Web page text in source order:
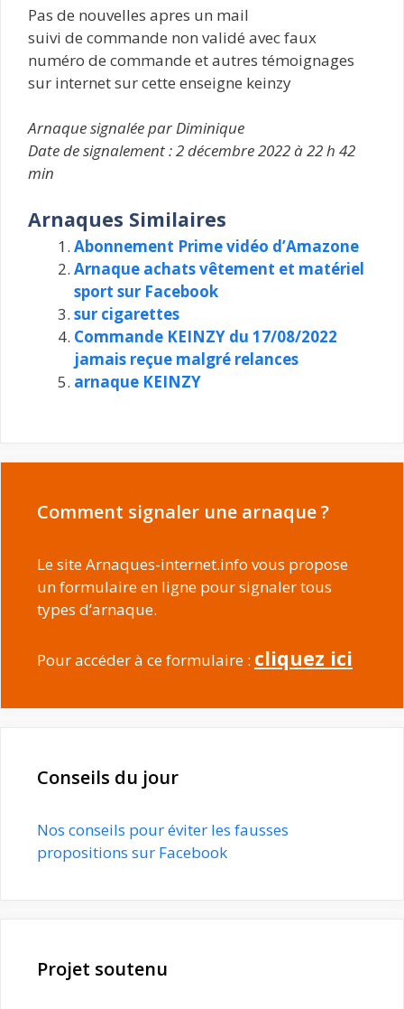
Pas de nouvelles apres un mail
suivi de commande non validé avec faux
numéro de commande et autres témoignages
sur internet sur cette enseigne keinzy
Arnaque signalée par Diminique
Date de signalement : 2 décembre 2022 à 22 h 42
min
Arnaques Similaires
Abonnement Prime vidéo d’Amazone
Arnaque achats vêtement et matériel
sport sur Facebook
sur cigarettes
Commande KEINZY du 17/08/2022
jamais reçue malgré relances
arnaque KEINZY
Comment signaler une arnaque ?
Le site Arnaques-internet.info vous propose
un formulaire en ligne pour signaler tous
types d’arnaque.
Pour accéder à ce formulaire : cliquez ici
Conseils du jour
Nos conseils pour éviter les fausses
propositions sur Facebook
Projet soutenu